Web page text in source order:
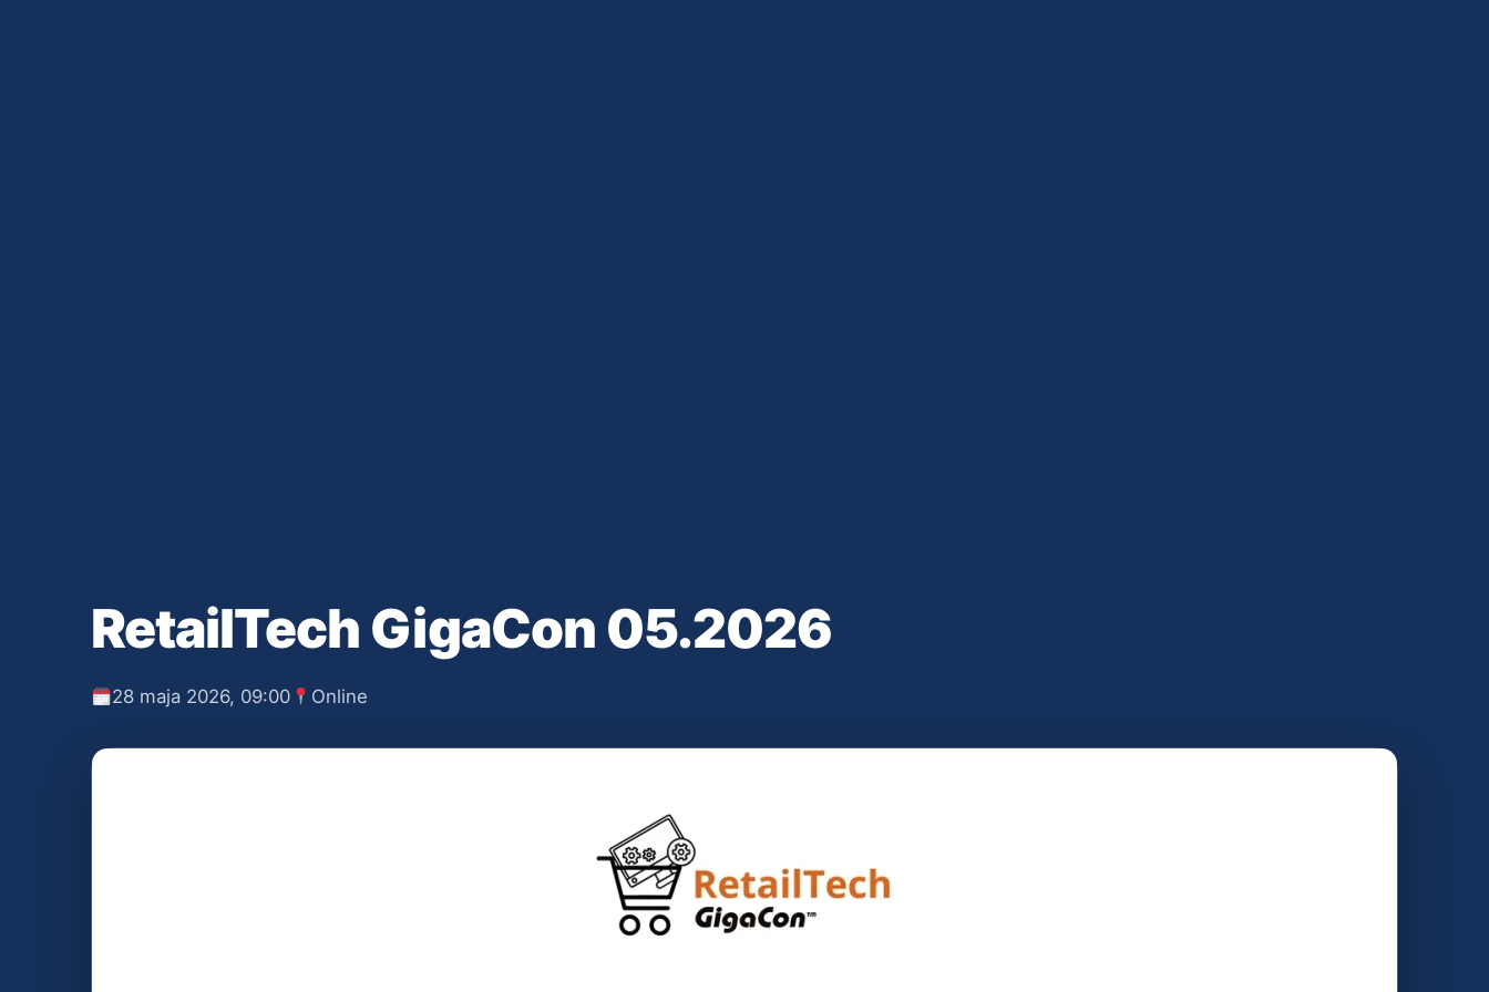
RetailTech GigaCon 05.2026
28 maja 2026, 09:00 Online